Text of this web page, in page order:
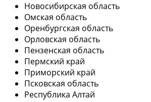
Новосибирская область
Омская область
Оренбургская область
Орловская область
Пензенская область
Пермский край
Приморский край
Псковская область
Республика Алтай